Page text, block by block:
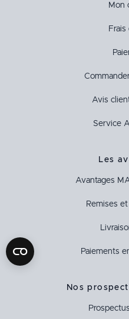
Mon
Avis
Service
Les
Avantages
Remises
Paiements
Nos